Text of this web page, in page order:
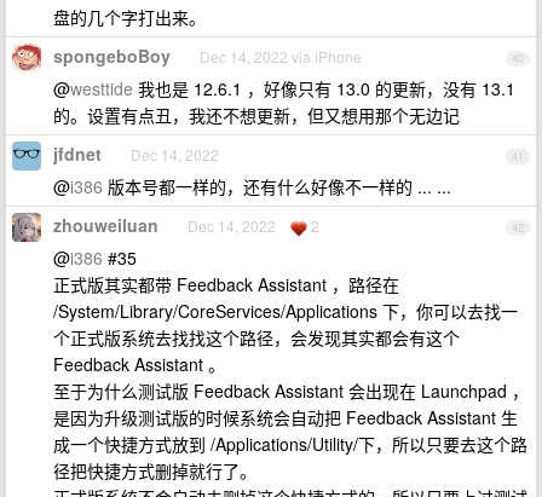
盘的几个字打出来。
40
spongeboBoy Dec 14, 2022 via iPhone
@westtide 我也是 12.6.1 ，好像只有 13.0 的更新，没有 13.1
的。设置有点丑，我还不想更新，但又想用那个无边记
41
jfdnet Dec 14, 2022
@i386 版本号都一样的，还有什么好像不一样的 ... ...
42
zhouweiluan Dec 14, 2022 2
@i386 #35
正式版其实都带 Feedback Assistant ，路径在
/System/Library/CoreServices/Applications 下，你可以去找一
个正式版系统去找找这个路径，会发现其实都会有这个
Feedback Assistant 。
至于为什么测试版 Feedback Assistant 会出现在 Launchpad ，
是因为升级测试版的时候系统会自动把 Feedback Assistant 生
成一个快捷方式放到 /Applications/Utility/下，所以只要去这个路
径把快捷方式删掉就行了。